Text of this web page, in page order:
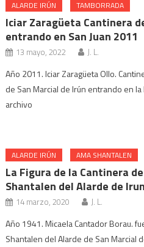
ALARDE IRÚN TAMBORRADA
Iciar Zaragüeta Cantinera
entrando en San Juan 2011
13 mayo, 2022 J. L.
Año 2011. Iciar Zaragüeta Ollo.
de San Marcial de Irún entrando en
archivo
ALARDE IRÚN AMA SHANTALEN
La Figura de la Cantinera
Shantalen del Alarde de Irun
14 marzo, 2020 J. L.
Año 1941. Micaela Cantador Borau.
Shantalen del Alarde de San Marcial